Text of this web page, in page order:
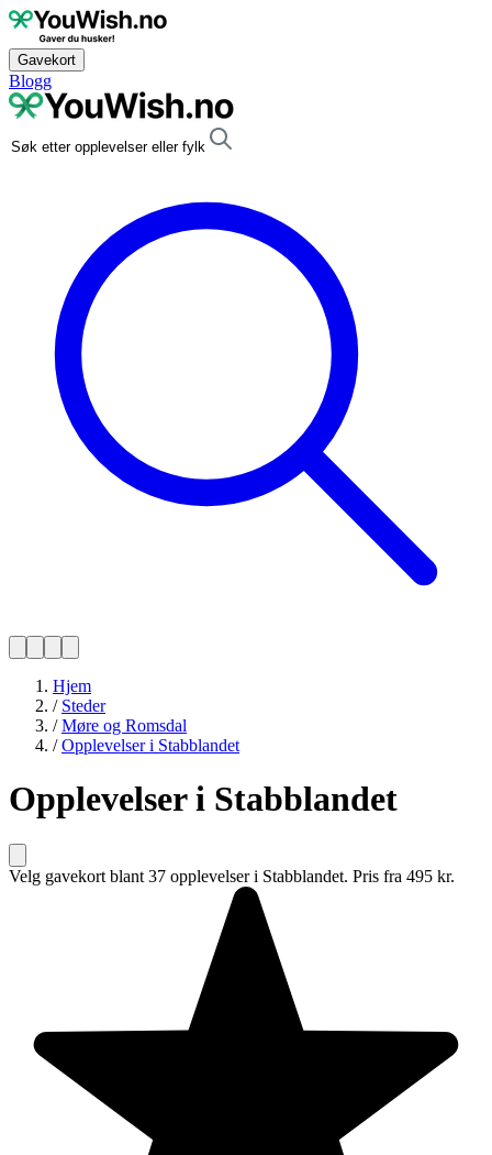
Gavekort
Blogg
Hjem
/ Steder
/Møre og Romsdal
/Opplevelser i Stabblandet
Opplevelser i Stabblandet
Velg gavekort blant 37 opplevelser i Stabblandet. Pris fra 495 kr.